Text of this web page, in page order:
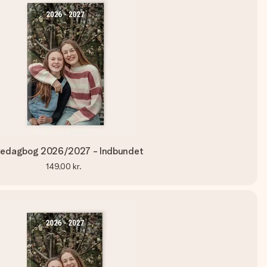
2026/2027 - Indbundet
149,00 kr.